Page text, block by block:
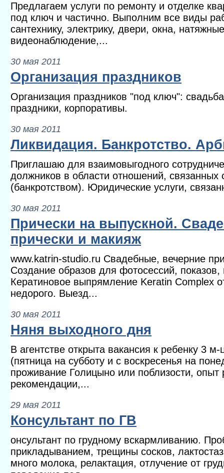
Предлагаем услуги по ремонту и отделке
под ключ и частично. Выполним все виды
сантехнику, электрику, двери, окна,
видеонаблюдение,...
30 мая 2011
Организация праздников
Организация праздников "под ключ":
праздники, корпоративы.
30 мая 2011
Ликвидация. Банкротство.
Приглашаю для взаимовыгодного
должников в области отношений, связанных
(банкротством). Юридические услуги,
30 мая 2011
Прически на выпускной.
прически и макияж
www.katrin-studio.ru Свадебные, вечерние
Создание образов для фотосессий,
Кератиновое выпрямление Keratin Complex
недорого. Выезд...
30 мая 2011
Няня выходного дня
В агентстве открыта вакансия к ребенку 3
(пятница на субботу и с воскресенья на
проживание Голицыно или поблизости, опыт
рекомендации,...
29 мая 2011
Консультант по ГВ
онсультант по грудному вскармливанию.
прикладыванием, трещины сосков,
много молока, релактация, отлучение от